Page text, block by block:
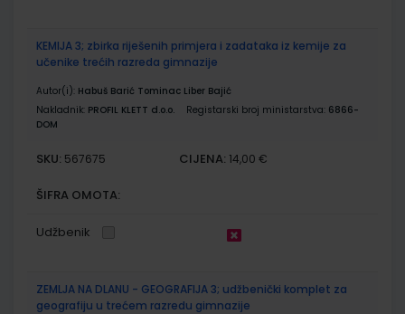
KEMIJA 3; zbirka riješenih primjera i zadataka iz kemije za
učenike trećih razreda gimnazije
Autor(i): Habuš Barić Tominac Liber Bajić
Nakladnik: PROFIL KLETT d.o.o. Registarski broj ministarstva: 6866-
DOM
SKU: 567675 CIJENA: 14,00 €
ŠIFRA OMOTA:
Udžbenik
ZEMLJA NA DLANU - GEOGRAFIJA 3; udžbenički komplet za
geografiju u trećem razredu gimnazije